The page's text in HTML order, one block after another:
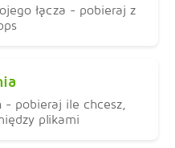
łącza - pobieraj z
- pobieraj ile chcesz,
plikami